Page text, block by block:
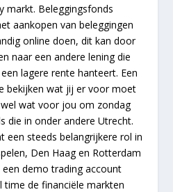
markt. Beleggingsfonds
aankopen van beleggingen
online doen, dit kan door
naar een andere lening die
lagere rente hanteert. Een
bekijken wat jij er voor moet
wat voor jou om zondag
die in onder andere Utrecht.
een steeds belangrijkere rol in
Den Haag en Rotterdam
demo trading account
time de financiële markten